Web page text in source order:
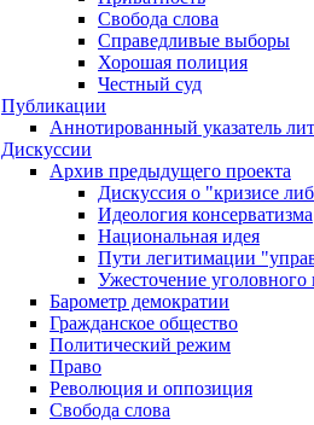
Свобода слова
Справедливые выборы
Хорошая полиция
Честный суд
Публикации
Аннотированный указатель
Дискуссии
Архив предыдущего проекта
Дискуссия о "кризисе
Идеология консерватизма
Национальная идея
Пути легитимации
Ужесточение уголовного
Барометр демократии
Гражданское общество
Политический режим
Право
Революция и оппозиция
Свобода слова